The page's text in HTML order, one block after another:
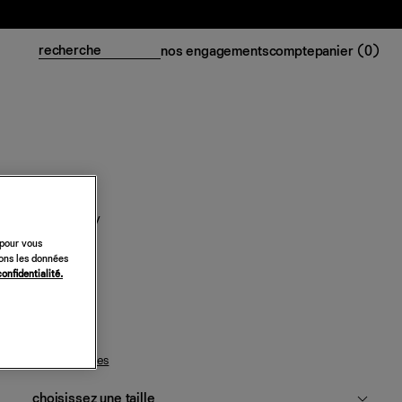
nos engagementscomptepanier (0)
Top Masiey
228 €
guide des tailles
vous
les données